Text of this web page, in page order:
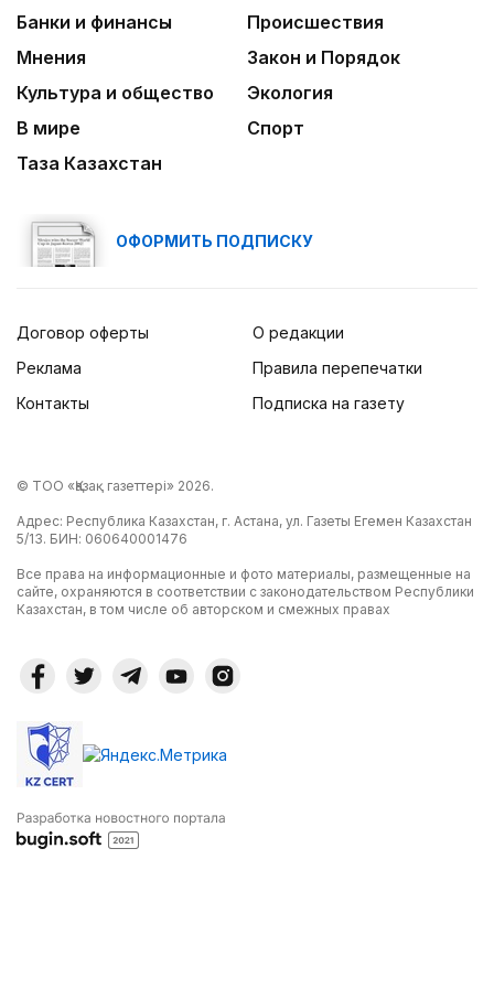
Банки и финансы
Происшествия
Мнения
Закон и Порядок
Культура и общество
Экология
В мире
Спорт
Таза Казахстан
ОФОРМИТЬ ПОДПИСКУ
Договор оферты
Реклама
Контакты
О редакции
Правила перепечатки
Подписка на газету
© ТОО «Қазақ газеттері» 2026.
Адрес: Республика Казахстан, г. Астана, ул. Газеты Егемен Казахстан
5/13. БИН: 060640001476
Все права на информационные и фото материалы, размещенные на
сайте, охраняются в соответствии с законодательством Республики
Казахстан, в том числе об авторском и смежных правах